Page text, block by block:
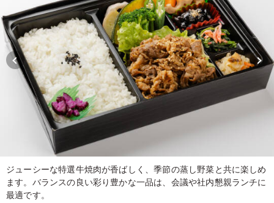
ジューシーな特選牛焼肉が香ばしく、季節の蒸し野菜と共に楽しめ
ます。バランスの良い彩り豊かな一品は、会議や社内懇親ランチに
最適です。